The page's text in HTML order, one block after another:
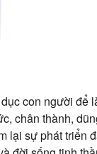
con người để
chân thành,
lại sự phát triển